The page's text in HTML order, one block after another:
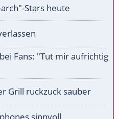
Stars heute
Fans: "Tut mir aufrichtig
Grill ruckzuck sauber